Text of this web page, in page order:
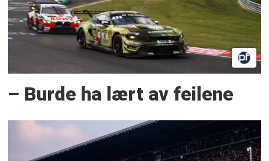
– Burde ha lært av feilene